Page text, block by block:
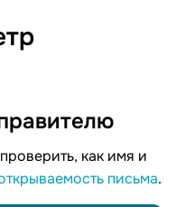
как имя и
письма.